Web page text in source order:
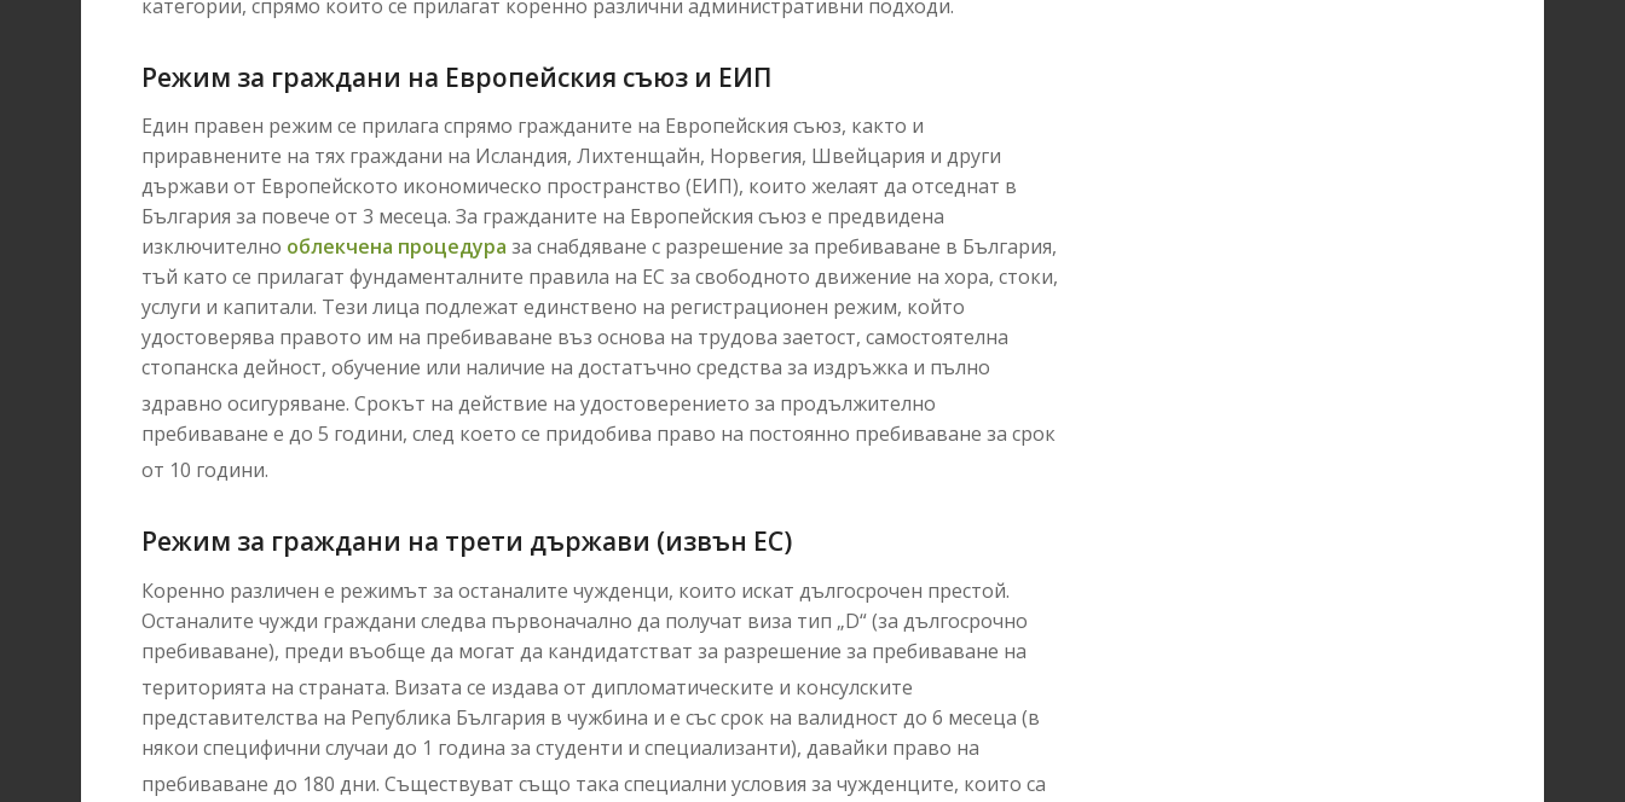
категории, спрямо които се прилагат коренно различни административни подходи.
Режим за граждани на Европейския съюз и ЕИП
Един правен режим се прилага спрямо гражданите на Европейския съюз, както и
приравнените на тях граждани на Исландия, Лихтенщайн, Норвегия, Швейцария и други
държави от Европейското икономическо пространство (ЕИП), които желаят да отседнат в
България за повече от 3 месеца. За гражданите на Европейския съюз е предвидена
изключително облекчена процедура за снабдяване с разрешение за пребиваване в България,
тъй като се прилагат фундаменталните правила на ЕС за свободното движение на хора, стоки,
услуги и капитали. Тези лица подлежат единствено на регистрационен режим, който
удостоверява правото им на пребиваване въз основа на трудова заетост, самостоятелна
стопанска дейност, обучение или наличие на достатъчно средства за издръжка и пълно
здравно осигуряване. Срокът на действие на удостоверението за продължително
пребиваване е до 5 години, след което се придобива право на постоянно пребиваване за срок
от 10 години.
Режим за граждани на трети държави (извън ЕС)
Коренно различен е режимът за останалите чужденци, които искат дългосрочен престой.
Останалите чужди граждани следва първоначално да получат виза тип „D“ (за дългосрочно
пребиваване), преди въобще да могат да кандидатстват за разрешение за пребиваване на
територията на страната. Визата се издава от дипломатическите и консулските
представителства на Република България в чужбина и е със срок на валидност до 6 месеца (в
някои специфични случаи до 1 година за студенти и специализанти), давайки право на
пребиваване до 180 дни. Съществуват също така специални условия за чужденците, които са